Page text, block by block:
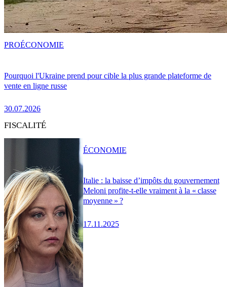
Pourquoi l'Ukraine prend pour cible la plus grande plateforme de
vente en ligne russe
30.07.2026
PROÉCONOMIE
FISCALITÉ
Italie : la baisse d’impôts du gouvernement
Meloni profite-t-elle vraiment à la « classe
moyenne » ?
17.11.2025
ÉCONOMIE